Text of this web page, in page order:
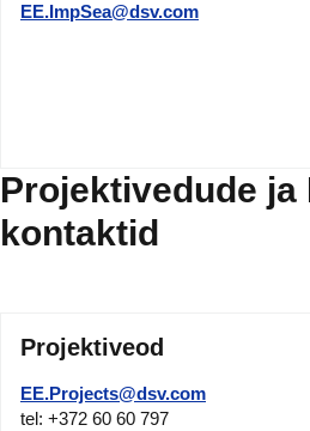
EE.ImpSea@dsv.com
Projektivedude ja
kontaktid
Projektiveod
EE.Projects@dsv.com
tel: +372 60 60 797